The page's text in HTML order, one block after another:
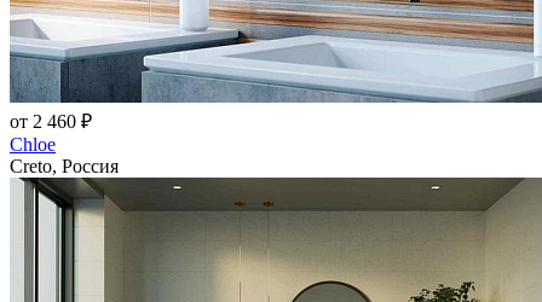
от 2 460 ₽
Chloe
Creto, Россия